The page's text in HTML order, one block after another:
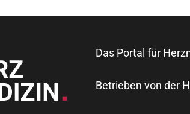
Das Portal für
Betrieben von der